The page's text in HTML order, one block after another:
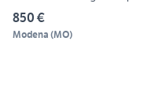
850 €
Modena (MO)